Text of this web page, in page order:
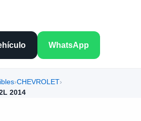
WhatsApp
›CHEVROLET›
2014